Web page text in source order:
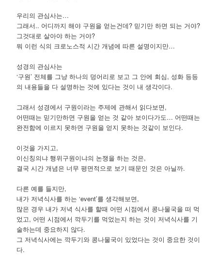
우리의 관심사는…
그래서.. 어디까지 해야 구원을 얻는건데? 믿기만 하면 되는 거야?
그것대로 살아야 하는 거야?
뭐 이런 식의 크로노스적 시간 개념에 따른 설명이지만…
성경의 관심사는
‘구원’ 전체를 그냥 하나의 덩어리로 보고 그 안에 회심, 성화 등등
의 내용들을 다 설명하는 것에 있다는 것이 내 생각이다.
그래서 성경에서 구원이라는 주제에 관해서 읽다보면,
어떤때는 믿기만하면 구원을 얻는 것 같아 보이다가도… 어떤때는
완전함에 이르지 못하면 구원을 얻지 못하는 것같이 보인다.
이것을 가지고,
이신칭의냐 행위구원이냐의 논쟁을 하는 것은,
결국 시간 개념은 너무 평면적으로 보기 때문인 것은 아닐까.
다른 예를 들지만,
내가 저녁식사를 하는 ‘event’를 생각해보면,
많은 경우 내가 저녁 식사를 할때 어떤 시점에서 콩나물국을 떠 먹
었고, 어떤 시점에서 깍두기를 먹었는지 하는 것이 저녁식사를 기
술하는데 중요하지 않다.
그 저녁식사에는 깍두기와 콩나물국이 있었다는 것이 중요한 것이
다.